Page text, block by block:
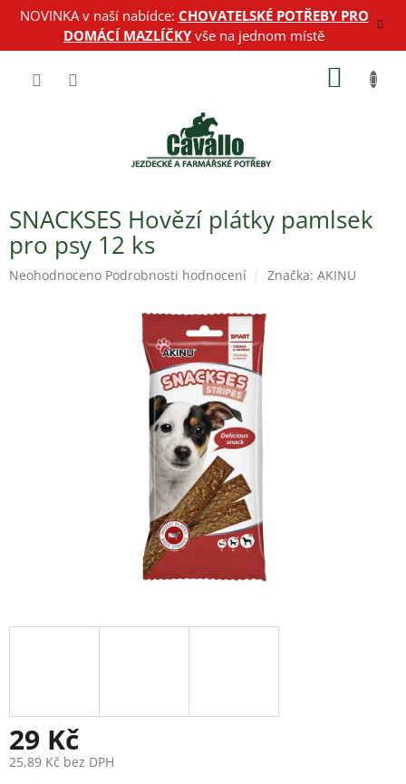
PřejítNOVINKA v naší nabídce: CHOVATELSKÉ POTŘEBY PRO
DOMÁCÍ MAZLÍČKYvše na jednom místě
SNACKSES Hovězí plátky pamlsek
pro psy 12 ks
Průměrné
Neohodnoceno Podrobnosti hodnocení Značka: AKINU
29 Kč
25,89 Kč bez DPH